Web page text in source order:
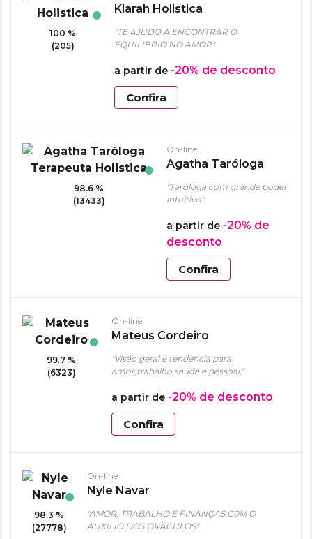
100 %
(205)
Klarah Holistica
"TE AJUDO A ENCONTRAR O
EQUILIBRIO NO AMOR"
a partir de -20% de desconto
Confira
98.6 %
(13433)
On-line
Agatha Taróloga
Terapeuta Holistica
"Taróloga com grande poder
intuitivo"
a partir de -20% de
desconto
Confira
99.7 %
(6323)
On-line
Mateus Cordeiro
"Visão geral e tendencia para
amor,trabalho,saude e pessoal."
a partir de -20% de desconto
Confira
98.3 %
(27778)
On-line
Nyle Navar
"AMOR, TRABALHO E FINANÇAS C0M O
AUXILIO DOS ORÁCULOS"